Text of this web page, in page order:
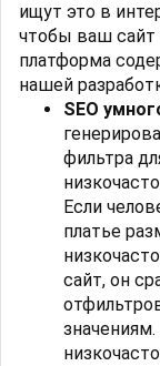
ищут это в
чтобы ваш сайт
платформа
нашей
SEO
фильтра
Если
платье
сайт, он